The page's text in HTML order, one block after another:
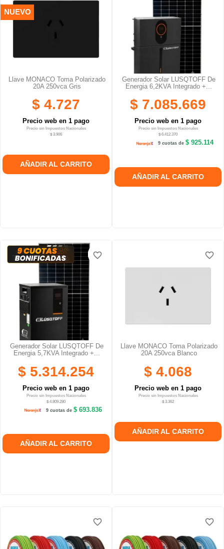
Llave MONACO Toma Polarizado
20A 250vca Gris
$ 4.727
Precio web en 1 pago
Precio sin Impuestos Nacionales
$ 3.906
AÑADIR AL CARRITO
NUEVO
Generador Solar LUSQTOFF De
Energia 6,2KVA Integrado +...
$ 7.085.669
Precio web en 1 pago
Precio sin Impuestos Nacionales
$ 6.412.370
9 cuotas de$ 925.114
AÑADIR AL CARRITO
Generador Solar LUSQTOFF De
Energia 5,7KVA Integrado +...
$ 5.314.254
Precio web en 1 pago
Precio sin Impuestos Nacionales
$ 4.809.280
9 cuotas de $ 693.836
AÑADIR AL CARRITO
favorite_border
favorite_border
favorite_border
Llave MONACO Toma Polarizado
20A 250vca Blanco
$ 4.068
Precio web en 1 pago
Precio sin Impuestos Nacionales
$ 3.362
AÑADIR AL CARRITO
favorite_border
favorite_border
favorite_border
favorite_border
favorite_border
favorite_border favorite_border
favorite_border
favorite_border